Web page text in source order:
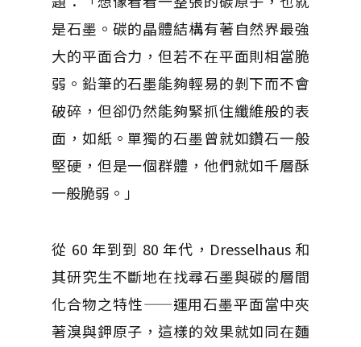
是石墨。碳的晶體結構有著自然界最強
大的平面合力，但若不在平面則相當脆
弱。鉛筆的石墨能夠輕易的剝下而不會
破碎，但卻仍然能夠緊抓住纖維般的表
面，如紙。單獨的石墨曾就如鑽石一般
堅硬，但是一個群體，他們就如千層酥
一般脆弱。」
從 60 年到到 80 年代，Dresselhaus 和
其研究生不斷地在找尋石墨與碳的層間
化合物之特性——運用石墨平面當中夾
著溴與鉀原子，這樣的效果就如同在麵